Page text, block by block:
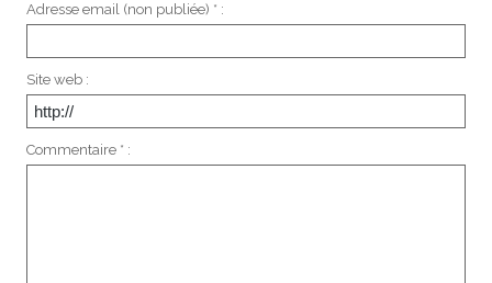
Adresse email (non publiée) * :
Site web :
Commentaire * :